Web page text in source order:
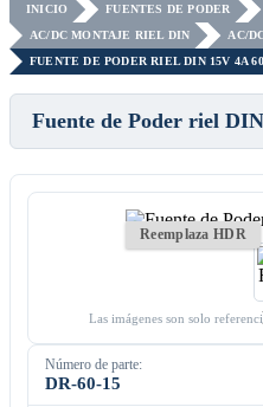
INICIO FUENTES DE PODER
AC/DC MONTAJE RIEL DIN
AC/
FUENTE DE PODER RIEL DIN 15V 4A
Fuente de Poder riel
Reemplaza HDR
Las imágenes son solo
Número de parte:
DR-60-15